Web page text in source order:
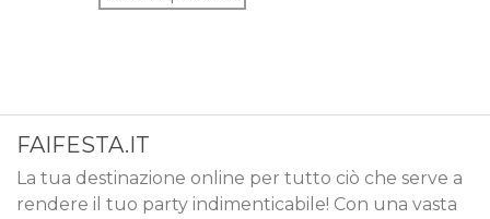
FAIFESTA.IT
La tua destinazione online per tutto ciò che serve a
rendere il tuo party indimenticabile! Con una vasta